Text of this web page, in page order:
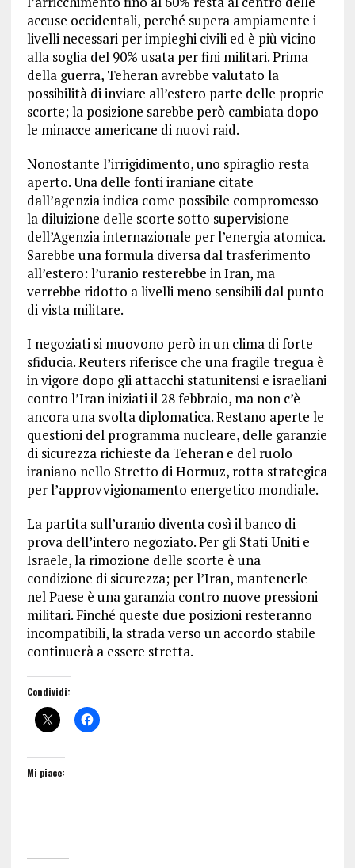
accuse occidentali, perché supera ampiamente i
livelli necessari per impieghi civili ed è più vicino
alla soglia del 90% usata per fini militari. Prima
della guerra, Teheran avrebbe valutato la
possibilità di inviare all’estero parte delle proprie
scorte; la posizione sarebbe però cambiata dopo
le minacce americane di nuovi raid.
Nonostante l’irrigidimento, uno spiraglio resta
aperto. Una delle fonti iraniane citate
dall’agenzia indica come possibile compromesso
la diluizione delle scorte sotto supervisione
dell’Agenzia internazionale per l’energia atomica.
Sarebbe una formula diversa dal trasferimento
all’estero: l’uranio resterebbe in Iran, ma
verrebbe ridotto a livelli meno sensibili dal punto
di vista militare.
I negoziati si muovono però in un clima di forte
sfiducia. Reuters riferisce che una fragile tregua è
in vigore dopo gli attacchi statunitensi e israeliani
contro l’Iran iniziati il 28 febbraio, ma non c’è
ancora una svolta diplomatica. Restano aperte le
questioni del programma nucleare, delle garanzie
di sicurezza richieste da Teheran e del ruolo
iraniano nello Stretto di Hormuz, rotta strategica
per l’approvvigionamento energetico mondiale.
La partita sull’uranio diventa così il banco di
prova dell’intero negoziato. Per gli Stati Uniti e
Israele, la rimozione delle scorte è una
condizione di sicurezza; per l’Iran, mantenerle
nel Paese è una garanzia contro nuove pressioni
militari. Finché queste due posizioni resteranno
incompatibili, la strada verso un accordo stabile
continuerà a essere stretta.
Condividi:
Mi piace: